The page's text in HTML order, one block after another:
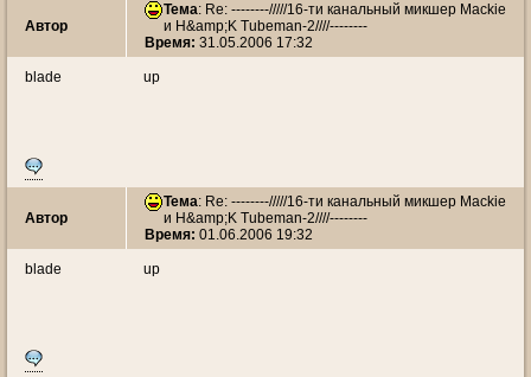
Автор
Тема: Re: --------/////16-ти канальный микшер Mackie
и H&amp;K Tubeman-2////--------
Время: 31.05.2006 17:32
blade up
Автор
Тема: Re: --------/////16-ти канальный микшер Mackie
и H&amp;K Tubeman-2////--------
Время: 01.06.2006 19:32
blade up